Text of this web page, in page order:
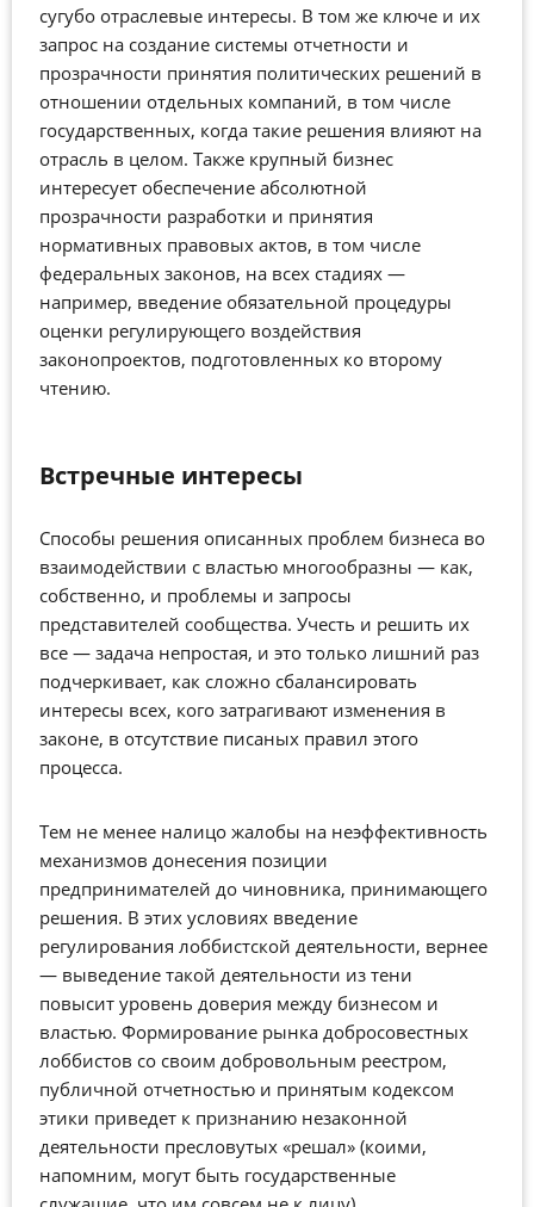
сугубо отраслевые интересы. В том же ключе и их
запрос на создание системы отчетности и
прозрачности принятия политических решений в
отношении отдельных компаний, в том числе
государственных, когда такие решения влияют на
отрасль в целом. Также крупный бизнес
интересует обеспечение абсолютной
прозрачности разработки и принятия
нормативных правовых актов, в том числе
федеральных законов, на всех стадиях —
например, введение обязательной процедуры
оценки регулирующего воздействия
законопроектов, подготовленных ко второму
чтению.
Встречные интересы
Способы решения описанных проблем бизнеса во
взаимодействии с властью многообразны — как,
собственно, и проблемы и запросы
представителей сообщества. Учесть и решить их
все — задача непростая, и это только лишний раз
подчеркивает, как сложно сбалансировать
интересы всех, кого затрагивают изменения в
законе, в отсутствие писаных правил этого
процесса.
Тем не менее налицо жалобы на неэффективность
механизмов донесения позиции
предпринимателей до чиновника, принимающего
решения. В этих условиях введение
регулирования лоббистской деятельности, вернее
— выведение такой деятельности из тени
повысит уровень доверия между бизнесом и
властью. Формирование рынка добросовестных
лоббистов со своим добровольным реестром,
публичной отчетностью и принятым кодексом
этики приведет к признанию незаконной
деятельности пресловутых «решал» (коими,
напомним, могут быть государственные